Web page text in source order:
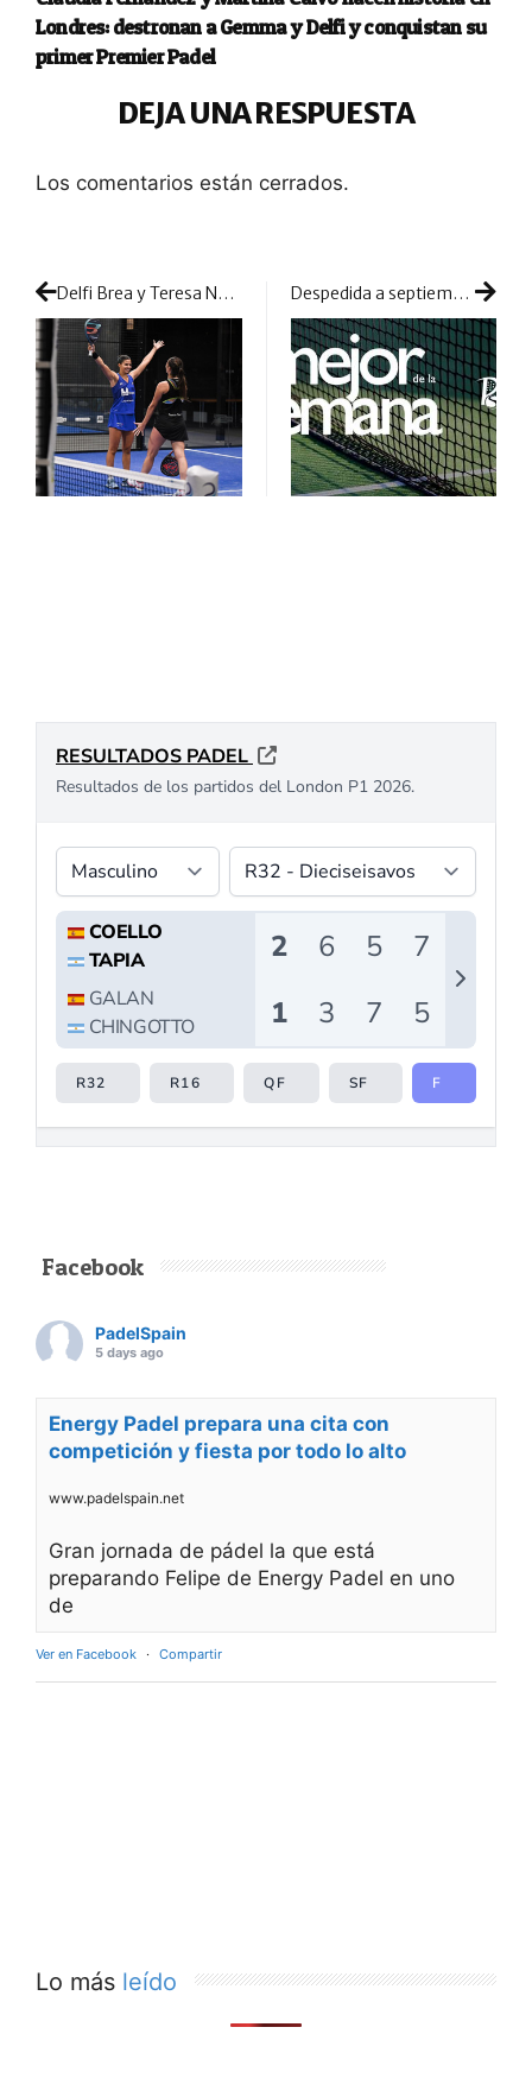
Londres: destronan a Gemma y Delfi y conquistan su
primer Premier Padel
DEJA UNA RESPUESTA
Los comentarios están cerrados.
Delfi Brea y Teresa Navarro le ponen aliciente y picante al torneo holandés Despedida a septiembre con un resumen cargado de grandes noticias
Facebook
PadelSpain
5 days ago
Energy Padel prepara una cita con
competición y fiesta por todo lo alto
www.padelspain.net
Gran jornada de pádel la que está
preparando Felipe de Energy Padel en uno
de
Ver en Facebook · Compartir
Lo más leído